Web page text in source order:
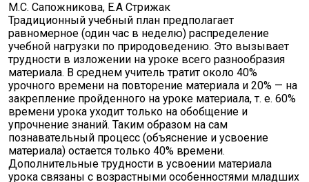
М.С. Сапожникова, Е.А Стрижак
Традиционный учебный план предполагает
равномерное (один час в неделю) распределе­ние
учебной нагрузки по природоведению. Это вызывает
трудности в изложе­нии на уроке всего разнообразия
материала. В среднем учитель тратит около 40%
урочного времени на повторение материала и 20% — на
за­крепление пройденного на уроке материала, т. е. 60%
времени урока уходит только на обобще­ние и
упрочнение знаний. Таким образом на сам
познавательный процесс (объяснение и усвоение
материала) остается только 40% времени.
Дополнительные трудности в усвоении материала
урока связаны с возрас­тными особенностями младших